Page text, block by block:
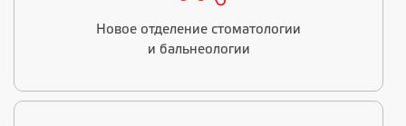
Новое отделение стоматологии
и бальнеологии